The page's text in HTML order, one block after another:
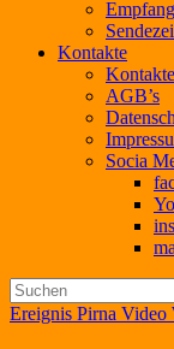
Kontakte
Kontakte
AGB’s
Socia
Ereignis Pirna Video